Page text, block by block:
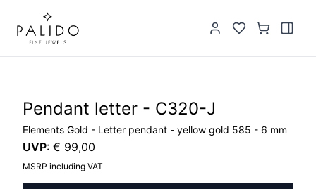
Pendant letter - C320-J
Elements Gold - Letter pendant - yellow gold 585 - 6 mm
UVP: € 99,00
MSRP including VAT